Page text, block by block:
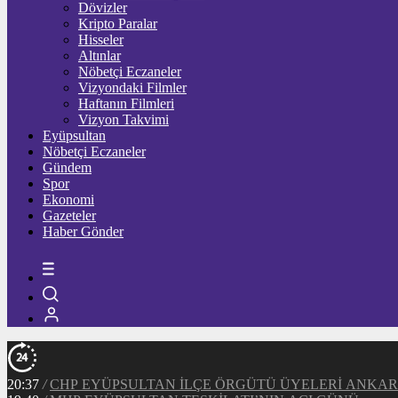
Dövizler
Kripto Paralar
Hisseler
Altınlar
Nöbetçi Eczaneler
Vizyondaki Filmler
Haftanın Filmleri
Vizyon Takvimi
Eyüpsultan
Nöbetçi Eczaneler
Gündem
Spor
Ekonomi
Gazeteler
Haber Gönder
20:37 / CHP EYÜPSULTAN İLÇE ÖRGÜTÜ ÜYELERİ